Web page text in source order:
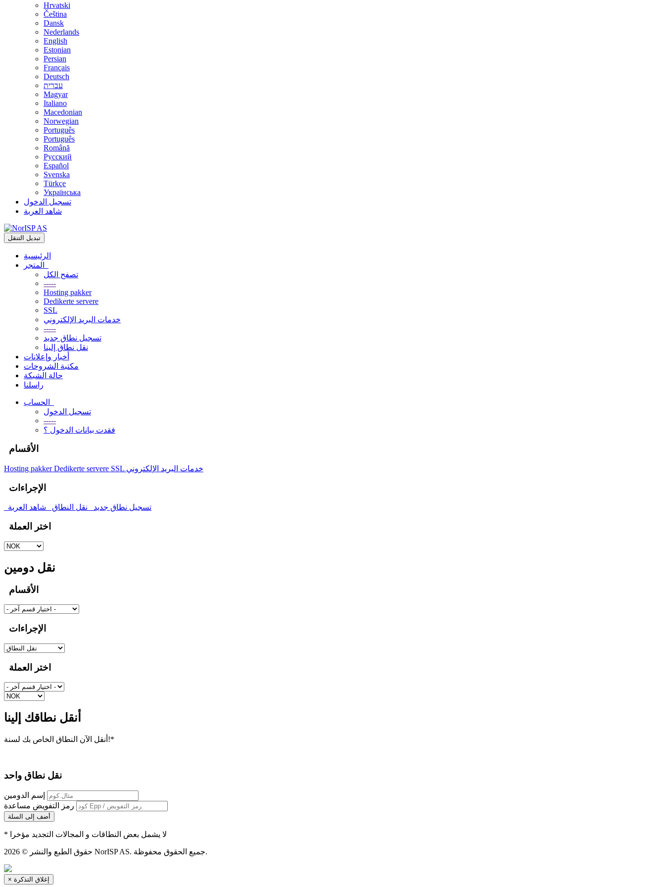
Hrvatski
Čeština
Dansk
Nederlands
English
Estonian
Persian
Français
Deutsch
עברית
Magyar
Italiano
Macedonian
Norwegian
Português
Português
Română
Русский
Español
Svenska
Türkçe
Українська
تسجيل الدخول
شاهد العربة
تبديل التنقل
الرئيسية
تصفح الكل
-----
Hosting pakker
Dedikerte servere
SSL
خدمات البريد الإلكتروني
-----
تسجيل نطاق جديد
نقل نطاق إلينا
أخبار وإعلانات
مكتبة الشروحات
حالة الشبكة
راسلنا
تسجيل الدخول
-----
فقدت بيانات الدخول ؟
الأقسام
Hosting pakkerDedikerte servere SSL خدمات البريد الإلكتروني
الإجراءات
تسجيل نطاق جديد نقل النطاق شاهد العربة
اختر العملة
نقل دومين
الأقسام
الإجراءات
اختر العملة
أنقل نطاقك إلينا
أنقل الآن النطاق الخاص بك لسنة!*
نقل نطاق واحد
إسم الدومين
رمز التفويض مساعدة
أضف إلى السلة
* لا يشمل بعض النطاقات و المجالات التجديد مؤخرا
حقوق الطبع والنشر © 2026 NorISP AS. جميع الحقوق محفوظة.
× إغلاق التذكرة